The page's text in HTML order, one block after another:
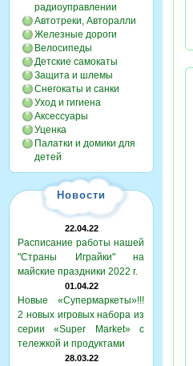
радиоуправлении
Автотреки, Авторалли
Железные дороги
Велосипеды
Детские самокаты
Защита и шлемы
Снегокаты и санки
Уход и гигиена
Аксессуары
Уценка
Палатки и домики для
детей
Новости
22.04.22
Расписание работы нашей
"Страны Играйки" на
майские праздники 2022 г.
01.04.22
Новые «Супермаркеты»!!!
2 новых игровых набора из
серии «Super Market» с
тележкой и продуктами
28.03.22